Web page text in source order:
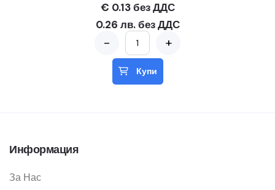
€ 0.13 без ДДС
0.26 лв. без ДДС
- +
Купи
Информация
За Нас